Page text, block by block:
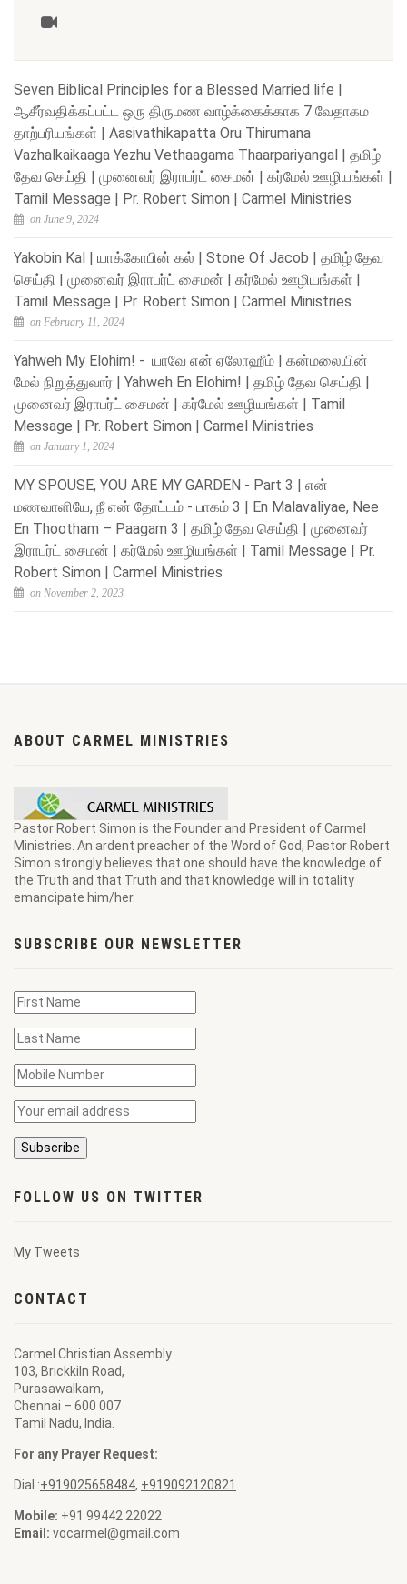
Seven Biblical Principles for a Blessed Married life |
ஆசீர்வதிக்கப்பட்ட ஒரு திருமண வாழ்க்கைக்காக 7 வேதாகம
தாற்பரியங்கள் | Aasivathikapatta Oru Thirumana
Vazhalkaikaaga Yezhu Vethaagama Thaarpariyangal | தமிழ்
தேவ செய்தி | முனைவர் இராபர்ட் சைமன் | கர்மேல் ஊழியங்கள் |
Tamil Message | Pr. Robert Simon | Carmel Ministries
on June 9, 2024
Yakobin Kal | யாக்கோபின் கல் | Stone Of Jacob | தமிழ் தேவ
செய்தி | முனைவர் இராபர்ட் சைமன் | கர்மேல் ஊழியங்கள் |
Tamil Message | Pr. Robert Simon | Carmel Ministries
on February 11, 2024
Yahweh My Elohim! - யாவே என் ஏலோஹீம் | கன்மலையின்
மேல் நிறுத்துவார் | Yahweh En Elohim! | தமிழ் தேவ செய்தி |
முனைவர் இராபர்ட் சைமன் | கர்மேல் ஊழியங்கள் | Tamil
Message | Pr. Robert Simon | Carmel Ministries
on January 1, 2024
MY SPOUSE, YOU ARE MY GARDEN - Part 3 | என்
மணவாளியே, நீ என் தோட்டம் - பாகம் 3 | En Malavaliyae, Nee
En Thootham – Paagam 3 | தமிழ் தேவ செய்தி | முனைவர்
இராபர்ட் சைமன் | கர்மேல் ஊழியங்கள் | Tamil Message | Pr.
Robert Simon | Carmel Ministries
on November 2, 2023
ABOUT CARMEL MINISTRIES
Pastor Robert Simon is the Founder and President of Carmel
Ministries. An ardent preacher of the Word of God, Pastor Robert
Simon strongly believes that one should have the knowledge of
the Truth and that Truth and that knowledge will in totality
emancipate him/her.
SUBSCRIBE OUR NEWSLETTER
FOLLOW US ON TWITTER
My Tweets
CONTACT
Carmel Christian Assembly
103, Brickkiln Road,
Purasawalkam,
Chennai – 600 007
Tamil Nadu, India.
For any Prayer Request:
Dial :+919025658484, +919092120821
Mobile: +91 99442 22022
Email: vocarmel@gmail.com